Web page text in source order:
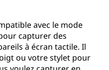
avec le mode
capturer des
à écran tactile. Il
ou votre stylet pour